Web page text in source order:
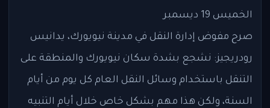
الخميس 19 ديسمبر
صرح مفوض إدارة النقل في مدينة نيويورك، يدانيس
رودريجيز: نشجع بشدة سكان نيويورك والمنطقة على
التنقل باستخدام وسائل النقل العام كل يوم من أيام
السنة، ولكن هذا مهم بشكل خاص خلال أيام التنبيه